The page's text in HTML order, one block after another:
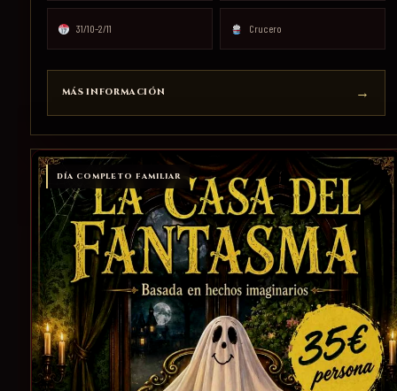
31/10–2/11 Crucero
MÁS INFORMACIÓN
DÍA COMPLETO FAMILIAR